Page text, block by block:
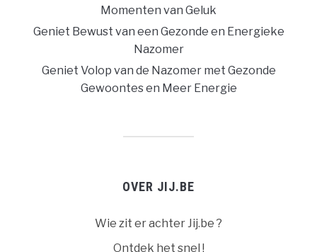
Momenten van Geluk
Geniet Bewust van een Gezonde en Energieke
Nazomer
Geniet Volop van de Nazomer met Gezonde
Gewoontes en Meer Energie
OVER JIJ.BE
Wie zit er achter Jij.be ?
Ontdek het snel !